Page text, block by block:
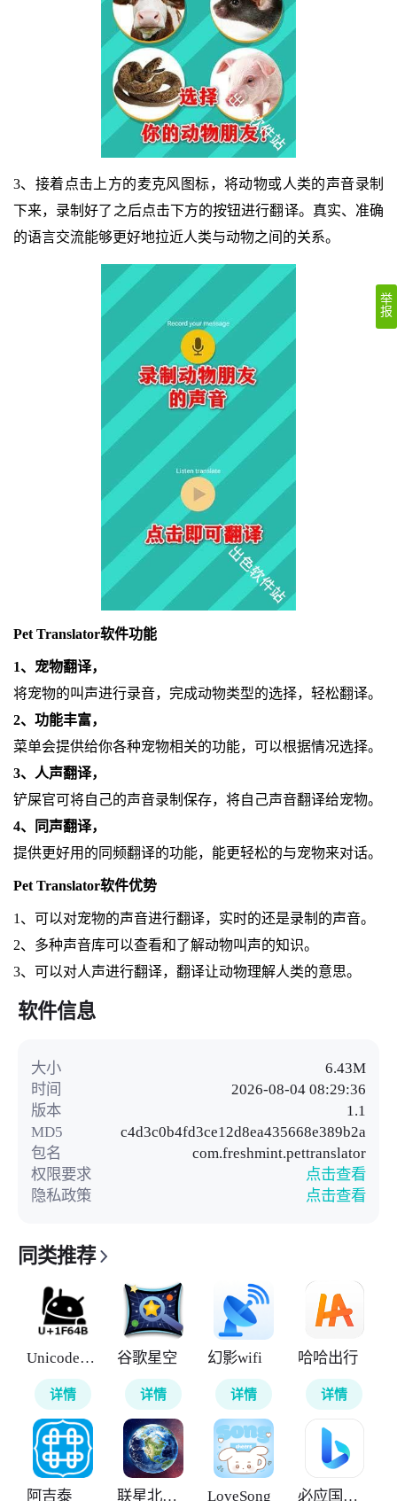
3、接着点击上方的麦克风图标，将动物或人类的声音录制
下来，录制好了之后点击下方的按钮进行翻译。真实、准确
的语言交流能够更好地拉近人类与动物之间的关系。
Pet Translator软件功能
1、宠物翻译，
将宠物的叫声进行录音，完成动物类型的选择，轻松翻译。
2、功能丰富，
菜单会提供给你各种宠物相关的功能，可以根据情况选择。
3、人声翻译，
铲屎官可将自己的声音录制保存，将自己声音翻译给宠物。
4、同声翻译，
提供更好用的同频翻译的功能，能更轻松的与宠物来对话。
Pet Translator软件优势
1、可以对宠物的声音进行翻译，实时的还是录制的声音。
2、多种声音库可以查看和了解动物叫声的知识。
3、可以对人声进行翻译，翻译让动物理解人类的意思。
软件信息
大小
6.43M
时间
2026-08-04 08:29:36
版本
1.1
MD5
c4d3c0b4fd3ce12d8ea435668e389b2a
包名
com.freshmint.pettranslator
权限要求
点击查看
隐私政策
点击查看
同类推荐
UnicodePad
详情
谷歌星空
详情
幻影wifi
详情
哈哈出行
详情
阿吉泰 联星北斗街景地图 LoveSong 必应国际版
举
报